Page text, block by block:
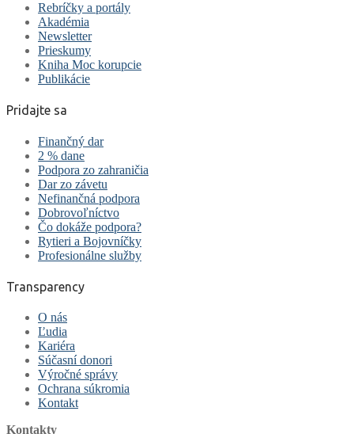
Rebríčky a portály
Akadémia
Newsletter
Prieskumy
Kniha Moc korupcie
Publikácie
Pridajte sa
Finančný dar
2 % dane
Podpora zo zahraničia
Dar zo závetu
Nefinančná podpora
Dobrovoľníctvo
Čo dokáže podpora?
Rytieri a Bojovníčky
Profesionálne služby
Transparency
O nás
Ľudia
Kariéra
Súčasní donori
Výročné správy
Ochrana súkromia
Kontakt
Kontakty